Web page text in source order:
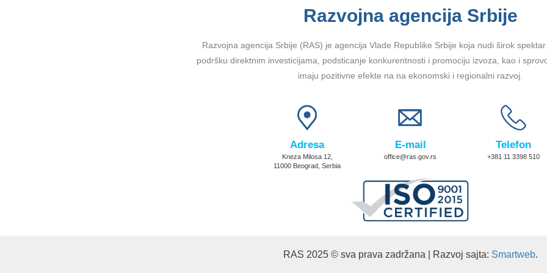
Razvojna agencija Srbije
Razvojna agencija Srbije (RAS) je agencija Vlade Republike Srbije koja nudi širok
podršku direktnim investicijama, podsticanje konkurentnosti i promociju izvoza, kao i
imaju pozitivne efekte na na ekonomski i regionalni razvoj.
Adresa
Kneza Milosa 12,
11000 Beograd, Serbia
E-mail
office@ras.gov.rs
Telefon
+381 11 3398 510
RAS 2025 © sva prava zadržana | Razvoj sajta: Smartweb.